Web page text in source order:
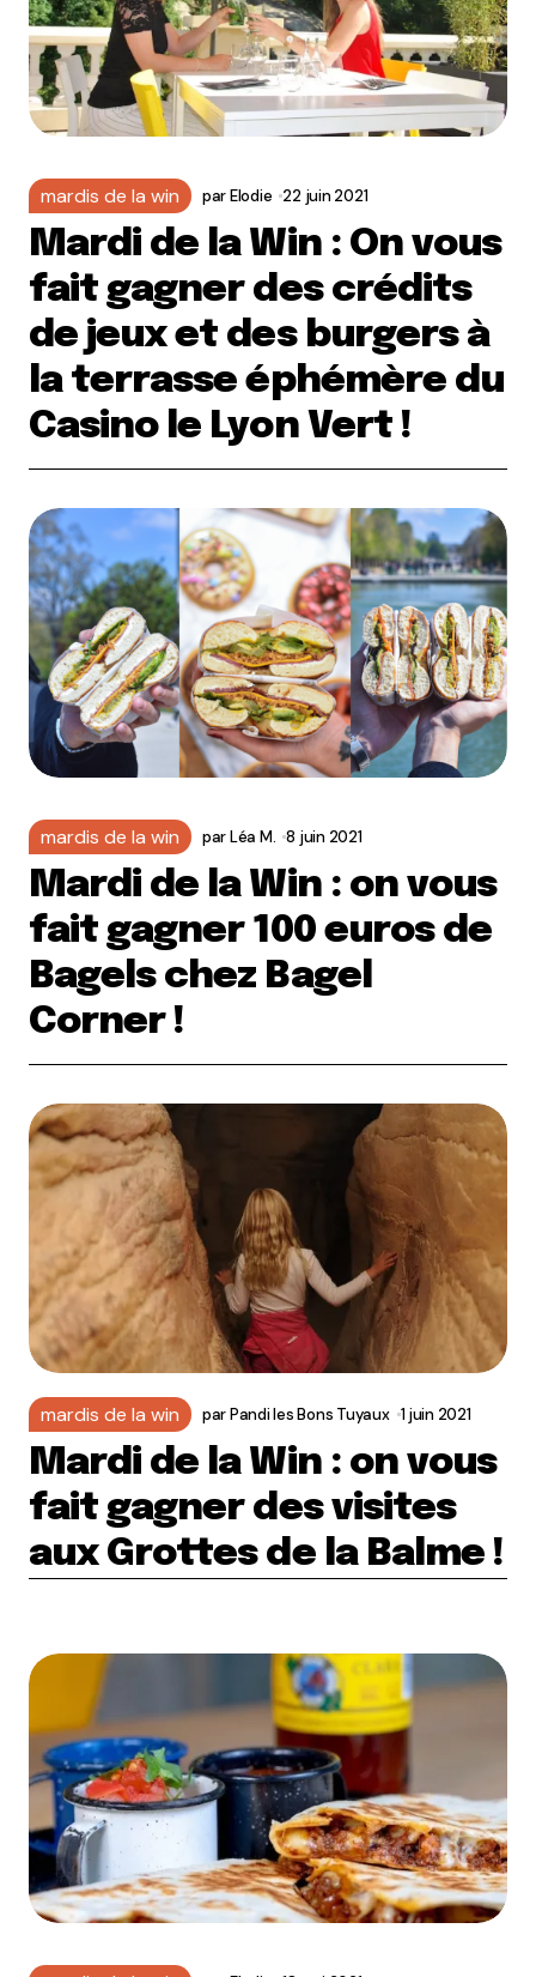
mardis de la win parElodie 22 juin 2021
Mardi de la Win : On vous
fait gagner des crédits
de jeux et des burgers à
la terrasse éphémère du
Casino le Lyon Vert !
mardis de la win parLéa M. 8 juin 2021
Mardi de la Win : on vous
fait gagner 100 euros de
Bagels chez Bagel
Corner !
mardis de la win parPandi les Bons Tuyaux 1 juin 2021
Mardi de la Win : on vous
fait gagner des visites
aux Grottes de la Balme !